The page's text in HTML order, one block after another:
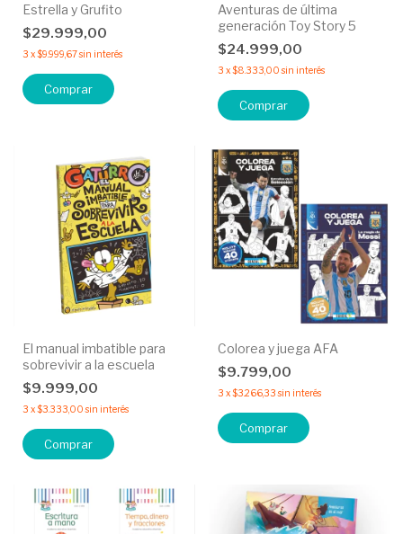
Estrella y Grufito
$29.999,00
3 x$9.999,67sin interés
Comprar
Aventuras de última
generación Toy Story 5
$24.999,00
3 x$8.333,00 sin interés
El manual imbatible para
sobrevivir a la escuela
$9.999,00
3 x$3.333,00 sin interés
Colorea y juega AFA
$9.799,00
3 x$3.266,33 sin interés
Comprar